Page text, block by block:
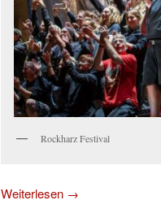
Rockharz Festival
Weiterlesen →